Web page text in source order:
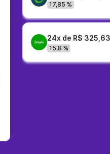
17,85 %
24x de R$ 325,63
15,8 %